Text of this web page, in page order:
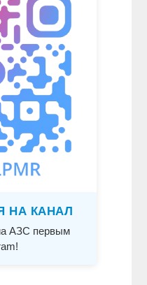
НА КАНАЛ
АЗС первым